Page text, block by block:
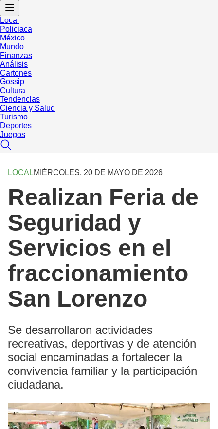
Local
Policiaca
México
Mundo
Finanzas
Análisis
Cartones
Gossip
Cultura
Tendencias
Ciencia y Salud
Turismo
Deportes
Juegos
LOCALMIÉRCOLES, 20 DE MAYO DE 2026
Realizan Feria de
Seguridad y
Servicios en el
fraccionamiento
San Lorenzo
Se desarrollaron actividades
recreativas, deportivas y de atención
social encaminadas a fortalecer la
convivencia familiar y la participación
ciudadana.